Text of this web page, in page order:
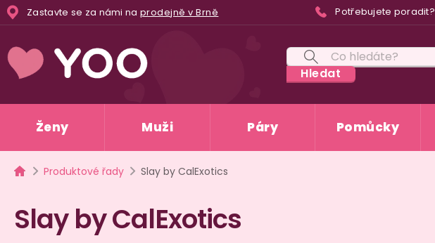
Přejít
na
Zastavte se za námi na prodejně v Brně Potřebujete poradit?
Hledat
Ženy Muži Páry Pomůcky
Domů
Produktové řady Slay by CalExotics
Slay by CalExotics